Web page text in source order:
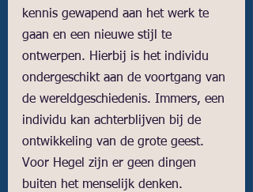
kennis gewapend aan het werk te
gaan en een nieuwe stijl te
ontwerpen. Hierbij is het individu
ondergeschikt aan de voortgang van
de wereldgeschiedenis. Immers, een
individu kan achterblijven bij de
ontwikkeling van de grote geest.
Voor Hegel zijn er geen dingen
buiten het menselijk denken.